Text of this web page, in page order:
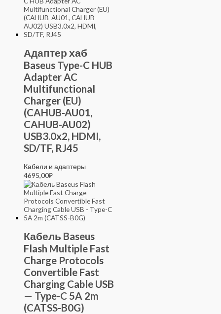
Адаптер хаб
Baseus Type-C HUB
Adapter AC
Multifunctional
Charger (EU)
(CAHUB-AU01,
CAHUB-AU02)
USB3.0x2, HDMI,
SD/TF, RJ45
Кабели и адаптеры
4695,00₽
Кабель Baseus
Flash Multiple Fast
Charge Protocols
Convertible Fast
Charging Cable USB
— Type-C 5A 2m
(CATSS-B0G)